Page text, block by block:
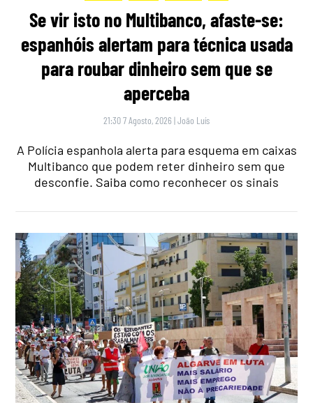
Se vir isto no Multibanco, afaste-se:
espanhóis alertam para técnica usada
para roubar dinheiro sem que se
aperceba
21:30 7 Agosto, 2026 |João Luís
A Polícia espanhola alerta para esquema em caixas
Multibanco que podem reter dinheiro sem que
desconfie. Saiba como reconhecer os sinais